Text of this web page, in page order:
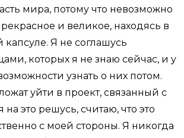
мира, потому что невозможно
и великое, находясь в
Я не соглашусь
которых я не знаю сейчас, и у
узнать о них потом.
уйти в проект, связанный с
это решусь, считаю, что это
с моей стороны. Я никогда